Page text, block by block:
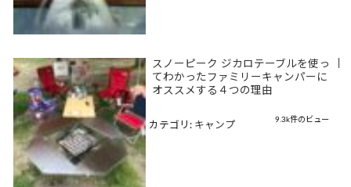
スノーピーク ジカロテーブルを使っ
てわかったファミリーキャンパーに
オススメする４つの理由
9.3k件のビュー
カテゴリ: キャンプ